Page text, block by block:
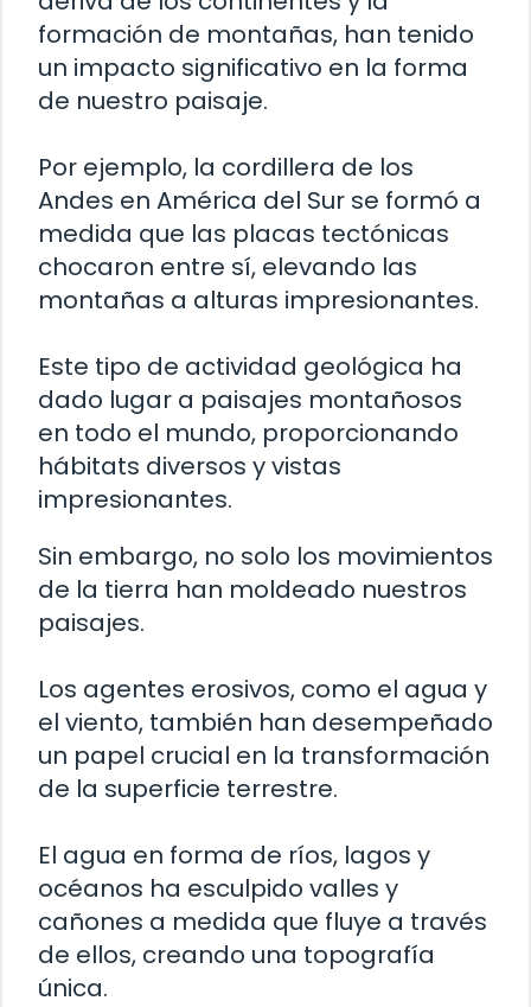
formación de montañas, han tenido
un impacto significativo en la forma
de nuestro paisaje.
Por ejemplo, la cordillera de los
Andes en América del Sur se formó a
medida que las placas tectónicas
chocaron entre sí, elevando las
montañas a alturas impresionantes.
Este tipo de actividad geológica ha
dado lugar a paisajes montañosos
en todo el mundo, proporcionando
hábitats diversos y vistas
impresionantes.
Sin embargo, no solo los movimientos
de la tierra han moldeado nuestros
paisajes.
Los agentes erosivos, como el agua y
el viento, también han desempeñado
un papel crucial en la transformación
de la superficie terrestre.
El agua en forma de ríos, lagos y
océanos ha esculpido valles y
cañones a medida que fluye a través
de ellos, creando una topografía
única.